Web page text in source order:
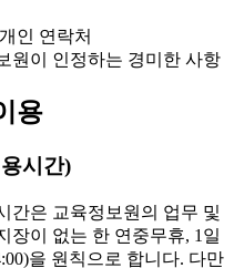
인 연락처
원이 인정하는 경미한 사항
용
시간)
간은 교육정보원의 업무 및
장이 없는 한 연중무휴, 1일
을 원칙으로 합니다. 다만